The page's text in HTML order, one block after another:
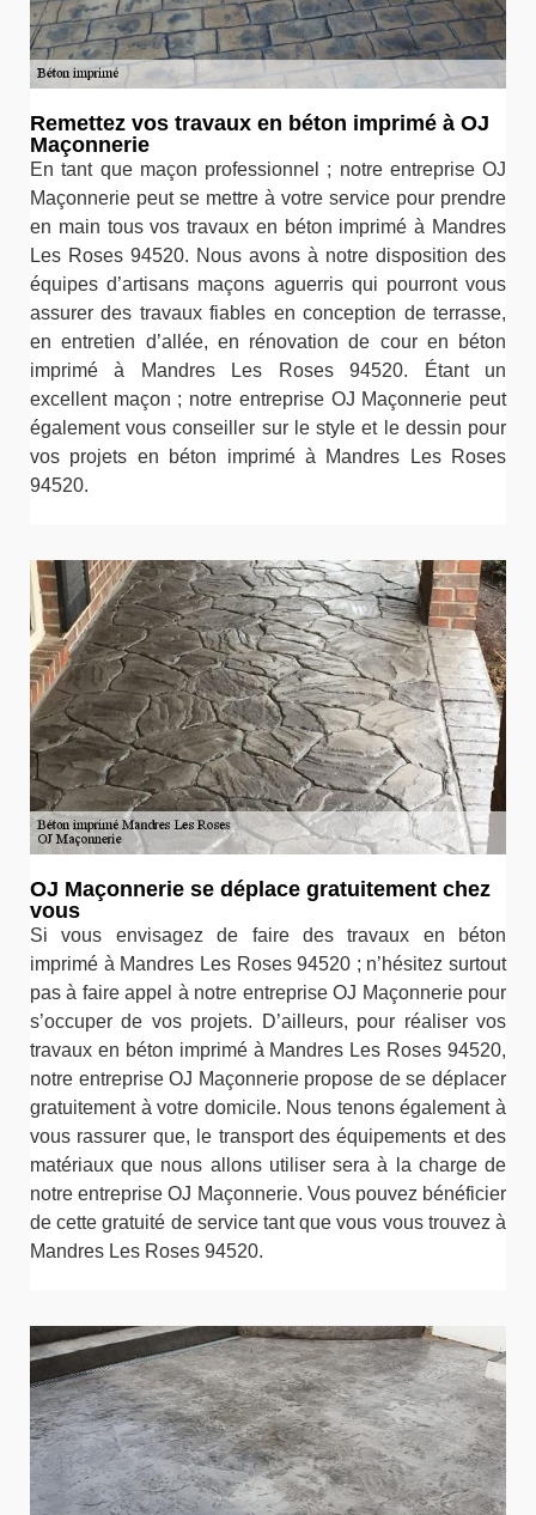
Remettez vos travaux en béton imprimé à OJ
Maçonnerie
En tant que maçon professionnel ; notre entreprise OJ
Maçonnerie peut se mettre à votre service pour prendre
en main tous vos travaux en béton imprimé à Mandres
Les Roses 94520. Nous avons à notre disposition des
équipes d’artisans maçons aguerris qui pourront vous
assurer des travaux fiables en conception de terrasse,
en entretien d’allée, en rénovation de cour en béton
imprimé à Mandres Les Roses 94520. Étant un
excellent maçon ; notre entreprise OJ Maçonnerie peut
également vous conseiller sur le style et le dessin pour
vos projets en béton imprimé à Mandres Les Roses
94520.
OJ Maçonnerie se déplace gratuitement chez
vous
Si vous envisagez de faire des travaux en béton
imprimé à Mandres Les Roses 94520 ; n’hésitez surtout
pas à faire appel à notre entreprise OJ Maçonnerie pour
s’occuper de vos projets. D’ailleurs, pour réaliser vos
travaux en béton imprimé à Mandres Les Roses 94520,
notre entreprise OJ Maçonnerie propose de se déplacer
gratuitement à votre domicile. Nous tenons également à
vous rassurer que, le transport des équipements et des
matériaux que nous allons utiliser sera à la charge de
notre entreprise OJ Maçonnerie. Vous pouvez bénéficier
de cette gratuité de service tant que vous vous trouvez à
Mandres Les Roses 94520.